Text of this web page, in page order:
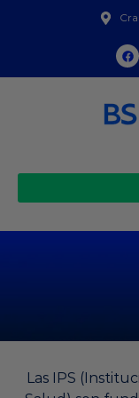
Las IPS